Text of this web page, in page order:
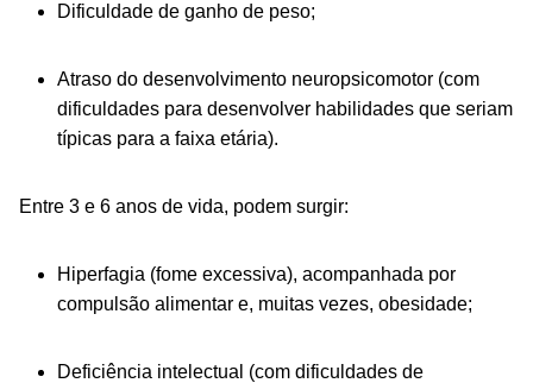
Dificuldade de ganho de peso;
Atraso do desenvolvimento neuropsicomotor (com
dificuldades para desenvolver habilidades que seriam
típicas para a faixa etária).
Entre 3 e 6 anos de vida, podem surgir:
Hiperfagia (fome excessiva), acompanhada por
compulsão alimentar e, muitas vezes, obesidade;
Deficiência intelectual (com dificuldades de